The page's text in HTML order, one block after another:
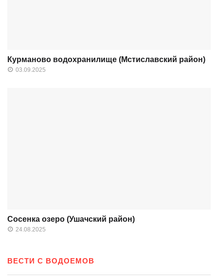
Курманово водохранилище (Мстиславский район)
03.09.2025
Сосенка озеро (Ушачский район)
24.08.2025
ВЕСТИ С ВОДОЕМОВ